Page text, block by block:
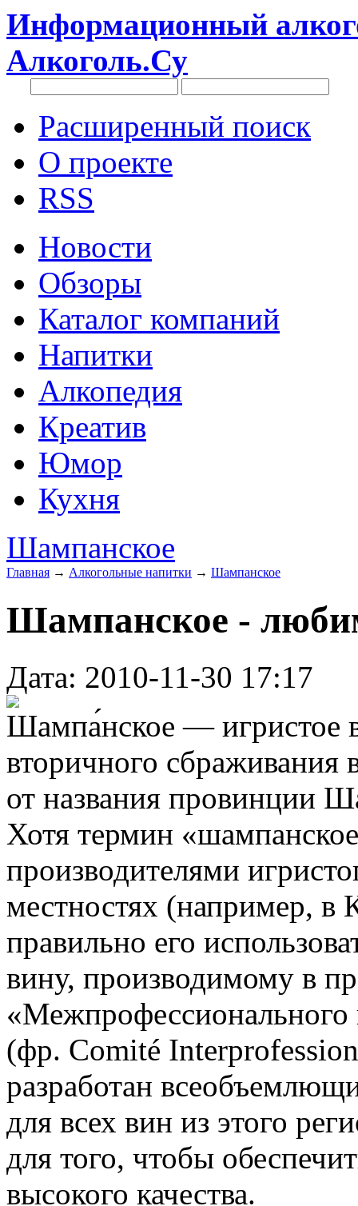
Информационный
Алкоголь.Су
Расширенный поиск
О проекте
RSS
Новости
Обзоры
Каталог компаний
Напитки
Алкопедия
Креатив
Юмор
Кухня
Шампанское
Главная → Алкогольные напитки → Шампанское
Шампанское -
Дата: 2010-11-30 17:17
Шампа́нское — игристое
вторичного сбраживания
от названия провинции
Хотя термин
производителями
местностях (например, в
правильно его
вину, производимому в
(фр. Comité
разработан
для всех вин из этого
для того, чтобы
высокого качества.